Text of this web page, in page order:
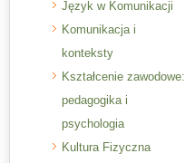
Język w Komunikacji
Komunikacja i
konteksty
Kształcenie zawodowe:
pedagogika i
psychologia
Kultura Fizyczna